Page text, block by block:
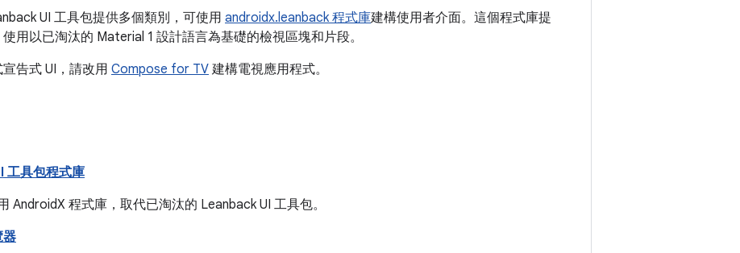
UI 工具包提供多個類別，可使用 androidx.leanback 程式庫建構使用者介面。這個程式庫提
用以已淘汰的 Material 1 設計語言為基礎的檢視區塊和片段。
告式 UI，請改用 Compose for TV 建構電視應用程式。
工具包程式庫
AndroidX 程式庫，取代已淘汰的 Leanback UI 工具包。
器